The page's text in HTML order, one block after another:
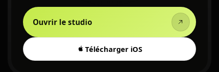
Ouvrir le studio
Télécharger iOS